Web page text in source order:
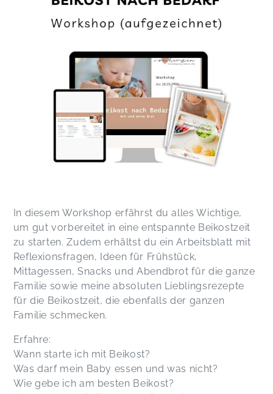
In diesem Workshop erfährst du alles Wichtige,
um gut vorbereitet in eine entspannte Beikostzeit
zu starten. Zudem erhältst du ein Arbeitsblatt mit
Reflexionsfragen, Ideen für Frühstück,
Mittagessen, Snacks und Abendbrot für die ganze
Familie sowie meine absoluten Lieblingsrezepte
für die Beikostzeit, die ebenfalls der ganzen
Familie schmecken.
Erfahre:
Wann starte ich mit Beikost?
Was darf mein Baby essen und was nicht?
Wie gebe ich am besten Beikost?